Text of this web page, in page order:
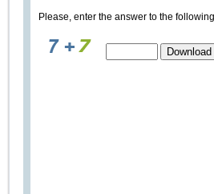
Please, enter the answer to the